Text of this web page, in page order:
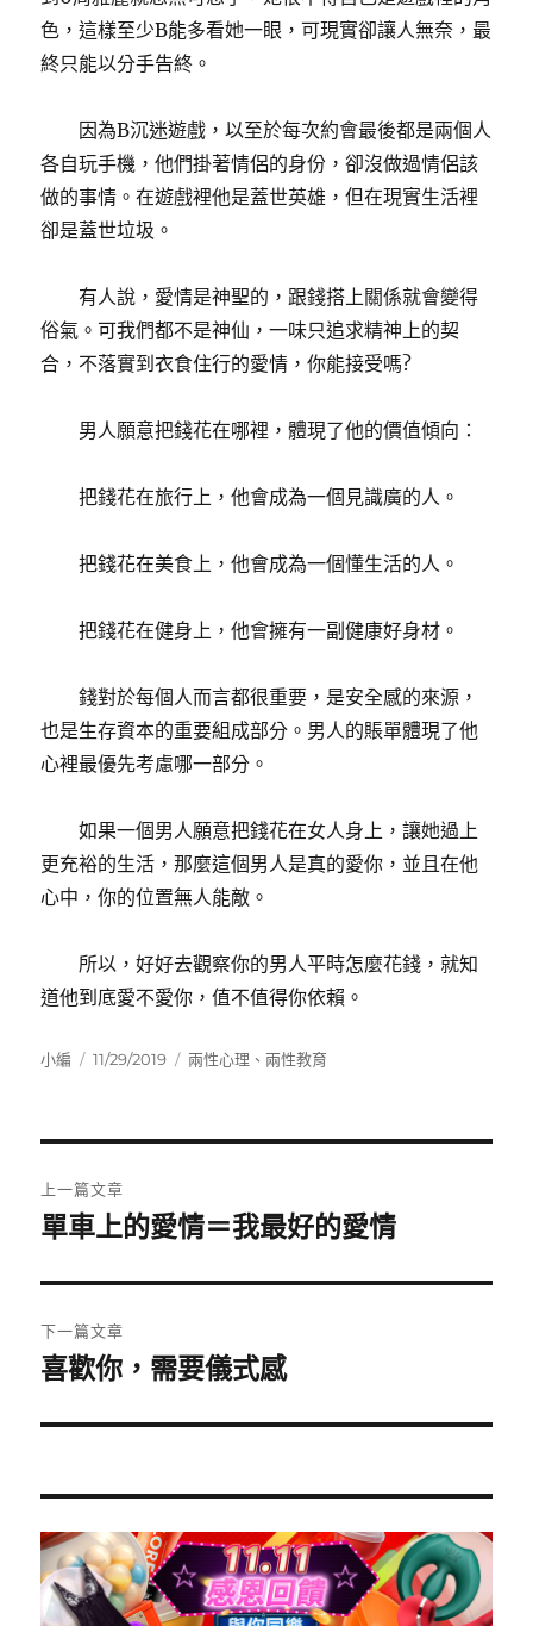
色，這樣至少B能多看她一眼，可現實卻讓人無奈，最
終只能以分手告終。
因為B沉迷遊戲，以至於每次約會最後都是兩個人
各自玩手機，他們掛著情侶的身份，卻沒做過情侶該
做的事情。在遊戲裡他是蓋世英雄，但在現實生活裡
卻是蓋世垃圾。
有人說，愛情是神聖的，跟錢搭上關係就會變得
俗氣。可我們都不是神仙，一味只追求精神上的契
合，不落實到衣食住行的愛情，你能接受嗎?
男人願意把錢花在哪裡，體現了他的價值傾向：
把錢花在旅行上，他會成為一個見識廣的人。
把錢花在美食上，他會成為一個懂生活的人。
把錢花在健身上，他會擁有一副健康好身材。
錢對於每個人而言都很重要，是安全感的來源，
也是生存資本的重要組成部分。男人的賬單體現了他
心裡最優先考慮哪一部分。
如果一個男人願意把錢花在女人身上，讓她過上
更充裕的生活，那麼這個男人是真的愛你，並且在他
心中，你的位置無人能敵。
所以，好好去觀察你的男人平時怎麼花錢，就知
道他到底愛不愛你，值不值得你依賴。
作
小編
發
11/29/2019
分
兩性心理 、 兩性教育
章
覽
上一篇文章
上
篇
文
章:
單車上的愛情＝我最好的愛情
下一篇文章
下
篇
章:
喜歡你，需要儀式感